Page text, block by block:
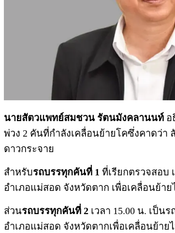
นายสัตวแพทย์สมชวน รัตนมังคลานนท์ อ
พ่วง 2 คันที่กำลังเคลื่อนย้ายโคซึ่งคาดว่า
ดาวกระจาย
สำหรับรถบรรทุกคันที่ 1 ที่เรียกตรวจสอบ
อำเภอแม่สอด จังหวัดตาก เพื่อเคลื่อนย้า
ส่วนรถบรรทุกคันที่ 2 เวลา 15.00 น. เป็น
อำเภอแม่สอด จังหวัดตากเพื่อเคลื่อนย้าย